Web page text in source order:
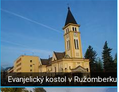
Evanjelický kostol v Ružomberku